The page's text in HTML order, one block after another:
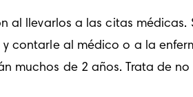
al llevarlos a las citas
contarle al médico o a la
muchos de 2 años. Trata de